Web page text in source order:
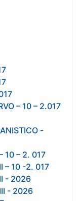
– 10 – 2.017
-
10 – 2. 017
– 10 -2. 017
- 2026
- 2026